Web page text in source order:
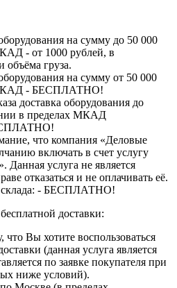
на сумму до 50 000
- от 1000 рублей, в
объёма груза.
на сумму от 50 000
МКАД - БЕСПЛАТНО!
доставка оборудования до
в пределах МКАД
что компания «Деловые
включать в счет услугу
Данная услуга не является
отказаться и не оплачивать её.
склада: - БЕСПЛАТНО!
доставки:
Вы хотите воспользоваться
(данная услуга является
по заявке покупателя при
ниже условий).